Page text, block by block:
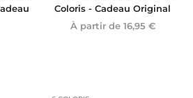
Coloris - Cadeau Original
À partir de 16,95 €